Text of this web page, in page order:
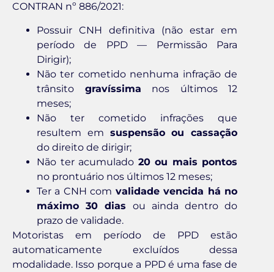
CONTRAN nº 886/2021:
Possuir CNH definitiva (não estar em
período de PPD — Permissão Para
Dirigir);
Não ter cometido nenhuma infração de
trânsito gravíssima nos últimos 12
meses;
Não ter cometido infrações que
resultem em suspensão ou cassação
do direito de dirigir;
Não ter acumulado 20 ou mais pontos
no prontuário nos últimos 12 meses;
Ter a CNH com validade vencida há no
máximo 30 dias ou ainda dentro do
prazo de validade.
Motoristas em período de PPD estão
automaticamente excluídos dessa
modalidade. Isso porque a PPD é uma fase de